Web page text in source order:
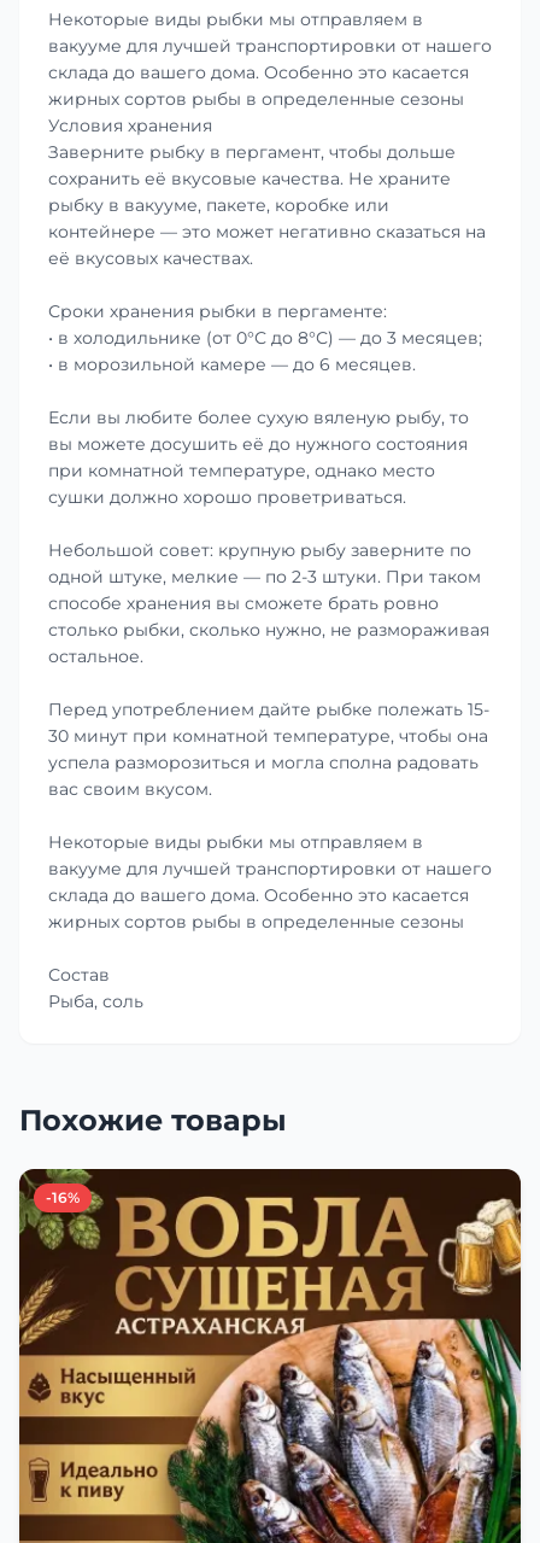
Некоторые виды рыбки мы отправляем в
вакууме для лучшей транспортировки от нашего
склада до вашего дома. Особенно это касается
жирных сортов рыбы в определенные сезоны
Условия хранения
Заверните рыбку в пергамент, чтобы дольше
сохранить её вкусовые качества. Не храните
рыбку в вакууме, пакете, коробке или
контейнере — это может негативно сказаться на
её вкусовых качествах.
Сроки хранения рыбки в пергаменте:
• в холодильнике (от 0°С до 8°С) — до 3 месяцев;
• в морозильной камере — до 6 месяцев.
Если вы любите более сухую вяленую рыбу, то
вы можете досушить её до нужного состояния
при комнатной температуре, однако место
сушки должно хорошо проветриваться.
Небольшой совет: крупную рыбу заверните по
одной штуке, мелкие — по 2-3 штуки. При таком
способе хранения вы сможете брать ровно
столько рыбки, сколько нужно, не размораживая
остальное.
Перед употреблением дайте рыбке полежать 15-
30 минут при комнатной температуре, чтобы она
успела разморозиться и могла сполна радовать
вас своим вкусом.
Некоторые виды рыбки мы отправляем в
вакууме для лучшей транспортировки от нашего
склада до вашего дома. Особенно это касается
жирных сортов рыбы в определенные сезоны
Состав
Рыба, соль
Похожие товары
-16%